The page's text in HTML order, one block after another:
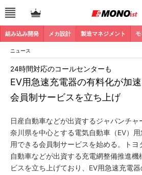
組み込み開発 メカ設計 製造マネジメント
ニュース
EV用急速充電器の有料化が加
会員制サービスを立ち上げ
24時間対応のコールセンターも
日産自動車などが出資するジャパンチ
奈川県を中心とする電気自動車（EV）
用できる会員制サービスを始める。ト
自動車などが出資する充電網整備推進
ビスを立ち上げており、EV用急速充電